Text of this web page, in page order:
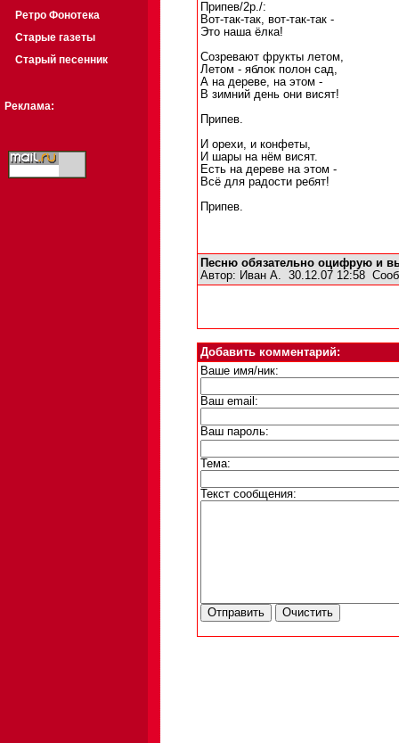
Ретро Фонотека
Старые газеты
Старый песенник
Реклама:
Припев/2р./:
Вот-так-так, вот-так-так -
Это наша ёлка!
Созревают фрукты летом,
Летом - яблок полон сад,
А на дереве, на этом -
В зимний день они висят!
Припев.
И орехи, и конфеты,
И шары на нём висят.
Есть на дереве на этом -
Всё для радости ребят!
Припев.
Песню обязательно оцифрую и
Автор: Иван А. 30.12.07 12:58
Добавить комментарий:
Ваше имя/ник:
Ваш email:
Ваш пароль:
Тема:
Текст сообщения: